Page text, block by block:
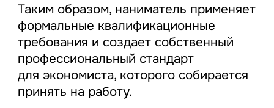
Таким образом, наниматель применяет
формальные квалификационные
требования и создает собственный
профессиональный стандарт
для экономиста, которого собирается
принять на работу.